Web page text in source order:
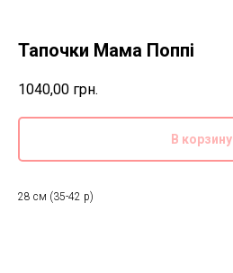
Тапочки Мама Поппі
1040,00 грн.
В корзину
28 см (35-42 р)